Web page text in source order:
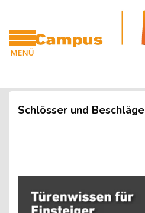
MENÜ
Zum Hauptinhalt
Blöcke
Blöcke
Schlösser und Beschläge